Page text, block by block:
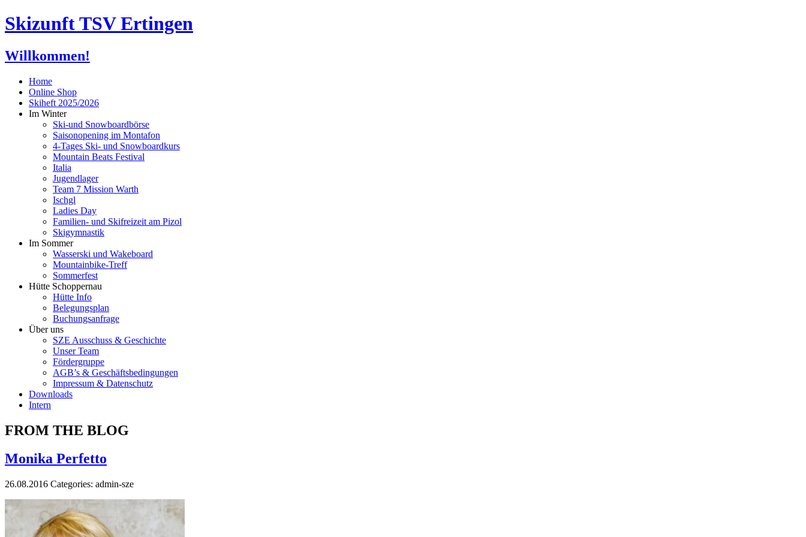
Skizunft TSV Ertingen
Willkommen!
Home
Online Shop
Skiheft 2025/2026
Im Winter
Ski-und Snowboardbörse
Saisonopening im Montafon
4-Tages Ski- und Snowboardkurs
Mountain Beats Festival
Italia
Jugendlager
Team 7 Mission Warth
Ischgl
Ladies Day
Familien- und Skifreizeit am Pizol
Skigymnastik
Im Sommer
Wasserski und Wakeboard
Mountainbike-Treff
Sommerfest
Hütte Schoppernau
Hütte Info
Belegungsplan
Buchungsanfrage
Über uns
SZE Ausschuss & Geschichte
Unser Team
Fördergruppe
AGB’s & Geschäftsbedingungen
Impressum & Datenschutz
Downloads
Intern
FROM THE BLOG
Monika Perfetto
26.08.2016 Categories: admin-sze